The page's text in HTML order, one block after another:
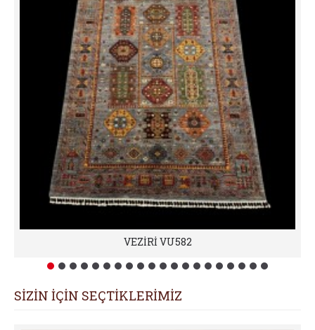
VEZİRİ VU582
SİZİN İÇİN SEÇTİKLERİMİZ